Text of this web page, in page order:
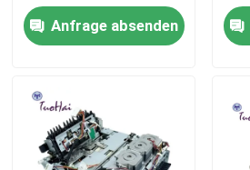
Haus
Über uns
Anfrage absenden